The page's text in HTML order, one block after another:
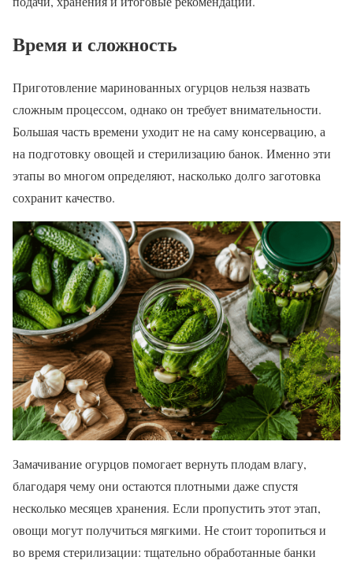
Время и сложность
Приготовление маринованных огурцов нельзя назвать
сложным процессом, однако он требует внимательности.
Большая часть времени уходит не на саму консервацию, а
на подготовку овощей и стерилизацию банок. Именно эти
этапы во многом определяют, насколько долго заготовка
сохранит качество.
Замачивание огурцов помогает вернуть плодам влагу,
благодаря чему они остаются плотными даже спустя
несколько месяцев хранения. Если пропустить этот этап,
овощи могут получиться мягкими. Не стоит торопиться и
во время стерилизации: тщательно обработанные банки